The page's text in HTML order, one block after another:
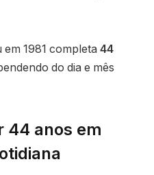
1981 completa 44
do dia e mês
44 anos em